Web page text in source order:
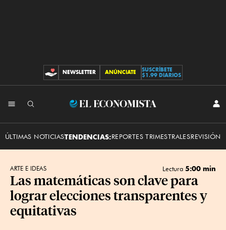
CONTRIBUCIONES
NEWSLETTER ANÚNCIATE
SUSCRÍBETE
$1.99 DIARIOS
El
ÚLTIMAS NOTICIASTENDENCIAS:REPORTES TRIMESTRALESREVISIÓN
ARTE E IDEAS Lectura 5:00 min
Las matemáticas son clave para
lograr elecciones transparentes y
equitativas